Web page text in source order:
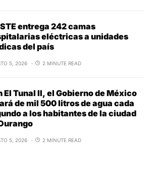
entrega 242 camas
eléctricas a unidades
del país
5, 2026 2 MINUTE READ
El Tunal II, el Gobierno de México
de mil 500 litros de agua cada
a los habitantes de la ciudad
5, 2026 2 MINUTE READ